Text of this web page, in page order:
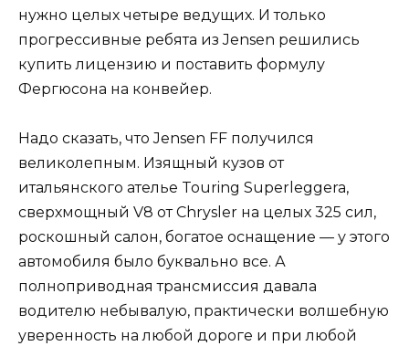
нужно целых четыре ведущих. И только
прогрессивные ребята из Jensen решились
купить лицензию и поставить формулу
Фергюсона на конвейер.
Надо сказать, что Jensen FF получился
великолепным. Изящный кузов от
итальянского ателье Touring Superleggera,
сверхмощный V8 от Chrysler на целых 325 сил,
роскошный салон, богатое оснащение — у этого
автомобиля было буквально все. А
полноприводная трансмиссия давала
водителю небывалую, практически волшебную
уверенность на любой дороге и при любой